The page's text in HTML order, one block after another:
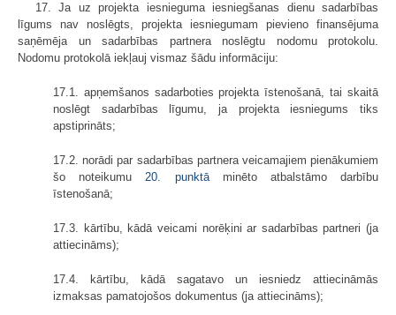
17. Ja uz projekta iesnieguma iesniegšanas dienu sadarbības
līgums nav noslēgts, projekta iesniegumam pievieno finansējuma
saņēmēja un sadarbības partnera noslēgtu nodomu protokolu.
Nodomu protokolā iekļauj vismaz šādu informāciju:
17.1. apņemšanos sadarboties projekta īstenošanā, tai skaitā
noslēgt sadarbības līgumu, ja projekta iesniegums tiks
apstiprināts;
17.2. norādi par sadarbības partnera veicamajiem pienākumiem
šo noteikumu20. punktāminēto atbalstāmo darbību
īstenošanā;
17.3. kārtību, kādā veicami norēķini ar sadarbības partneri (ja
attiecināms);
17.4. kārtību, kādā sagatavo un iesniedz attiecināmās
izmaksas pamatojošos dokumentus (ja attiecināms);